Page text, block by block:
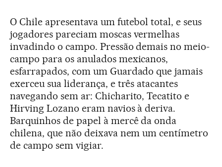
O Chile apresentava um futebol total, e seus
jogadores pareciam moscas vermelhas
invadindo o campo. Pressão demais no meio-
campo para os anulados mexicanos,
esfarrapados, com um Guardado que jamais
exerceu sua liderança, e três atacantes
navegando sem ar: Chicharito, Tecatito e
Hirving Lozano eram navios à deriva.
Barquinhos de papel à mercê da onda
chilena, que não deixava nem um centímetro
de campo sem vigiar.